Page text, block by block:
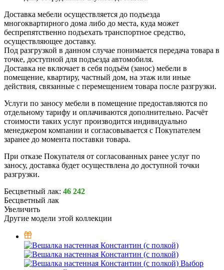
Доставка мебели осуществляется до подъезда
многоквартирного дома либо до места, куда может
беспрепятственно подъехать транспортное средство,
осуществляющее доставку.
Под разгрузкой в данном случае понимается передача товара в
точке, доступной для подъезда автомобиля.
Доставка не включает в себя подъём (занос) мебели в
помещение, квартиру, частный дом, на этаж или иные
действия, связанные с перемещением товара после разгрузки.
Услуги по заносу мебели в помещение предоставляются по
отдельному тарифу и оплачиваются дополнительно. Расчёт
стоимости таких услуг производится индивидуально
менеджером компании и согласовывается с Покупателем
заранее до момента поставки товара.
При отказе Покупателя от согласованных ранее услуг по
заносу, доставка будет осуществлена до доступной точки
разгрузки.
Бесцветный лак: 46 242
Бесцветный лак
Увеличить
Другие модели этой коллекции
Выбор